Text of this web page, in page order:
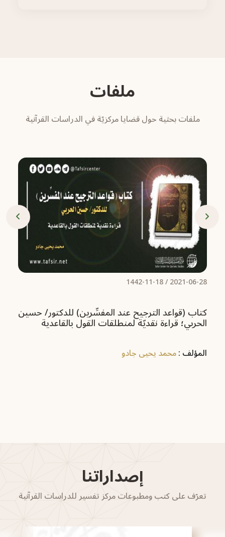
ملفات
ملفات بحثية حول قضايا مركزيّة في الدراسات القرآنية
2021-06-28
/ 1442-11-18
كتاب (قواعد الترجيح عند المفسِّرين) للدكتور/ حسين
الحربي؛ قراءة نقديّة لمنطلقات القول بالقاعدية‏
المؤلف :محمد يحيى جادو
إصداراتنا
تعرّف على كتب ومطبوعات مركز تفسير للدراسات القرآنية